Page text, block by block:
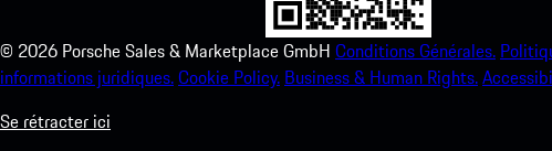
© 2026 Porsche Sales & Marketplace GmbH Conditions Générales.
informations juridiques.Cookie Policy. Business & Human Rights.
Se rétracter ici